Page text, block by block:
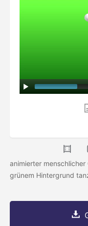
animierter
grünem Hintergrund